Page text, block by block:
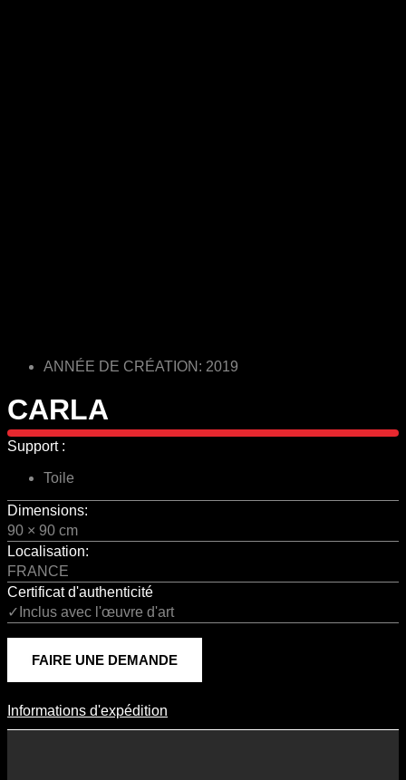
ANNÉE DE CRÉATION: 2019
CARLA
Support :
Toile
Dimensions:
90 × 90 cm
Localisation:
FRANCE
Certificat d'authenticité
✓Inclus avec l'œuvre d'art
FAIRE UNE DEMANDE
Informations D'expédition
Informations d'expédition